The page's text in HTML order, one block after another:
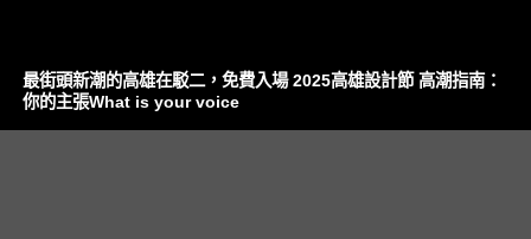
最街頭新潮的高雄在駁二，免費入場 2025高雄設計節 高潮指南：
你的主張What is your voice